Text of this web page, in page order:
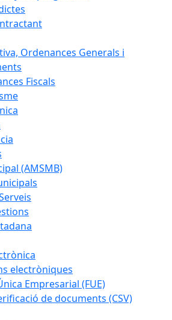
Ordenances Generals i
Fiscals
(AMSMB)
electròniques
Empresarial (FUE)
de documents (CSV)